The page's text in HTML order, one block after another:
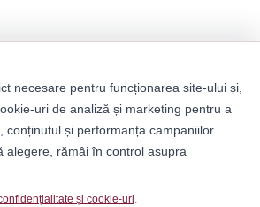
necesare pentru funcționarea site-ului și,
uri de analiză și marketing pentru a
conținutul și performanța campaniilor.
alegere, rămâi în control asupra
și cookie-uri.